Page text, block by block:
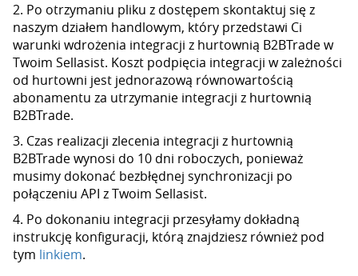
2. Po otrzymaniu pliku z dostępem skontaktuj się z
naszym działem handlowym, który przedstawi Ci
warunki wdrożenia integracji z hurtownią B2BTrade w
Twoim Sellasist. Koszt podpięcia integracji w zależności
od hurtowni jest jednorazową równowartością
abonamentu za utrzymanie integracji z hurtownią
B2BTrade.
3. Czas realizacji zlecenia integracji z hurtownią
B2BTrade wynosi do 10 dni roboczych, ponieważ
musimy dokonać bezbłędnej synchronizacji po
połączeniu API z Twoim Sellasist.
4. Po dokonaniu integracji przesyłamy dokładną
instrukcję konfiguracji, którą znajdziesz również pod
tym linkiem.